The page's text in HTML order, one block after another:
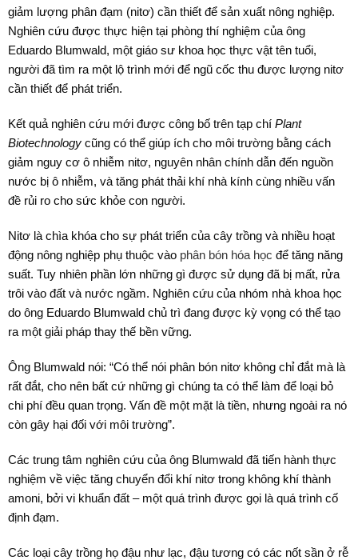
giảm lượng phân đạm (nitơ) cần thiết để sản xuất nông nghiệp.
Nghiên cứu được thực hiện tại phòng thí nghiệm của ông
Eduardo Blumwald, một giáo sư khoa học thực vật tên tuổi,
người đã tìm ra một lộ trình mới để ngũ cốc thu được lượng nitơ
cần thiết để phát triển.
Kết quả nghiên cứu mới được công bố trên tạp chí Plant
Biotechnology cũng có thể giúp ích cho môi trường bằng cách
giảm nguy cơ ô nhiễm nitơ, nguyên nhân chính dẫn đến nguồn
nước bị ô nhiễm, và tăng phát thải khí nhà kính cùng nhiều vấn
đề rủi ro cho sức khỏe con người.
Nitơ là chìa khóa cho sự phát triển của cây trồng và nhiều hoạt
động nông nghiệp phụ thuộc vào phân bón hóa học để tăng năng
suất. Tuy nhiên phần lớn những gì được sử dụng đã bị mất, rửa
trôi vào đất và nước ngầm. Nghiên cứu của nhóm nhà khoa học
do ông Eduardo Blumwald chủ trì đang được kỳ vọng có thể tạo
ra một giải pháp thay thế bền vững.
Ông Blumwald nói: “Có thể nói phân bón nitơ không chỉ đắt mà là
rất đắt, cho nên bất cứ những gì chúng ta có thể làm để loại bỏ
chi phí đều quan trọng. Vấn đề một mặt là tiền, nhưng ngoài ra nó
còn gây hại đối với môi trường”.
Các trung tâm nghiên cứu của ông Blumwald đã tiến hành thực
nghiệm về việc tăng chuyển đổi khí nitơ trong không khí thành
amoni, bởi vi khuẩn đất – một quá trình được gọi là quá trình cố
định đạm.
Các loại cây trồng họ đậu như lạc, đậu tương có các nốt sần ở rễ